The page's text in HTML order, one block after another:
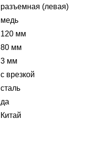
разъемная (левая)
медь
120 мм
80 мм
3 мм
с врезкой
сталь
да
Китай